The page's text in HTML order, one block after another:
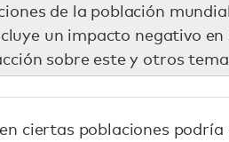
de la población
un impacto negativo
sobre este y otros
ciertas poblaciones